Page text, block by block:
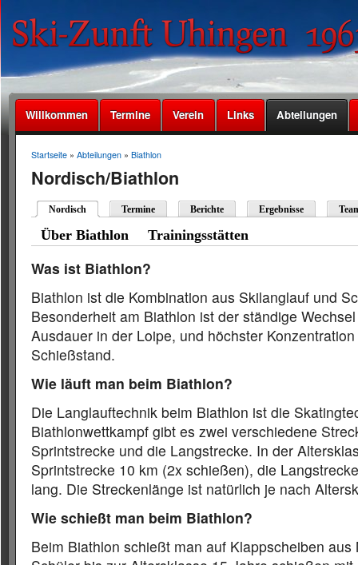
Willkommen Termine Verein Links Abteilungen
Startseite» Abteilungen» Biathlon
Nordisch/Biathlon
Nordisch Termine Berichte Ergebnisse
Über Biathlon Trainingsstätten
Was ist Biathlon?
Biathlon ist die Kombination aus Skilanglauf und
Besonderheit am Biathlon ist der ständige
Ausdauer in der Loipe, und höchster
Schießstand.
Wie läuft man beim Biathlon?
Die Langlauftechnik beim Biathlon ist die
Biathlonwettkampf gibt es zwei verschiedene
Sprintstrecke und die Langstrecke. In der
Sprintstrecke 10 km (2x schießen), die
lang. Die Streckenlänge ist natürlich je nach
Wie schießt man beim Biathlon?
Beim Biathlon schießt man auf Klappscheiben aus